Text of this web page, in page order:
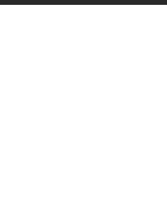
このコンテンツは掲載が終了し